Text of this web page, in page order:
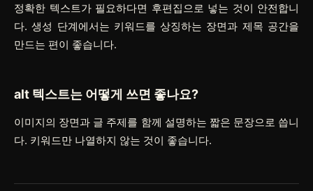
정확한 텍스트가 필요하다면 후편집으로 넣는 것이 안전합니
다. 생성 단계에서는 키워드를 상징하는 장면과 제목 공간을
만드는 편이 좋습니다.
alt 텍스트는 어떻게 쓰면 좋나요?
이미지의 장면과 글 주제를 함께 설명하는 짧은 문장으로 씁니
다. 키워드만 나열하지 않는 것이 좋습니다.